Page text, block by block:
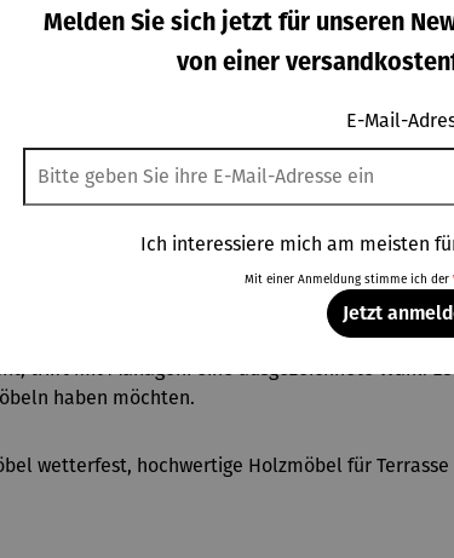
früher von Übernutzung betroffen. Heute
Kauf auf Zertifizierungen wie FSC®, die
aus zertifiziertem Plantagenholz, sodass
für Ihren Garten
gelungene Kombination aus zeitloser Eleganz,
trifft mit Mahagoni eine ausgezeichnete Wahl.
haben möchten.
wetterfest, hochwertige Holzmöbel für
Melden Sie sich jetzt für unseren
von einer
E-Mail-
Ich interessiere mich am meisten
Mit einer Anmeldung stimme ich der
Jetzt